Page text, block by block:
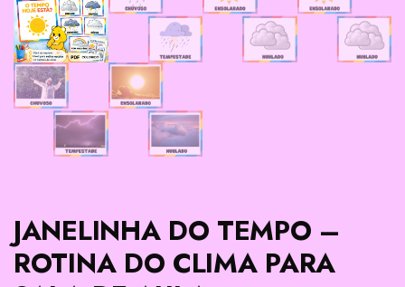
JANELINHA DO TEMPO –
ROTINA DO CLIMA PARA